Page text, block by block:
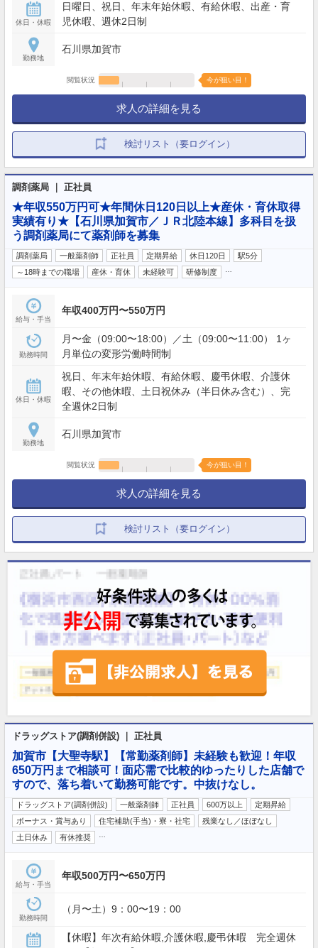
休日・休暇
日曜日、祝日、年末年始休暇、有給休暇、出産・育
児休暇、週休2日制
勤務地
石川県加賀市
閲覧状況 今が狙い目！
求人の詳細を見る
検討リスト（要ログイン）
調剤薬局 ｜ 正社員
★年収550万円可★年間休日120日以上★産休・育休取得
実績有り★【石川県加賀市／ＪＲ北陸本線】多科目を扱
う調剤薬局にて薬剤師を募集
調剤薬局 一般薬剤師 正社員 定期昇給 休日120日
駅5分
～18時までの職場
産休・育休 未経験可 研修制度
給与・手当
年収400万円〜550万円
勤務時間
月〜金（09:00〜18:00）／土（09:00〜11:00） 1ヶ
月単位の変形労働時間制
休日・休暇
祝日、年末年始休暇、有給休暇、慶弔休暇、介護休
暇、その他休暇、土日祝休み（半日休み含む）、完
全週休2日制
勤務地
石川県加賀市
閲覧状況 今が狙い目！
求人の詳細を見る
検討リスト（要ログイン）
ドラッグストア(調剤併設) ｜ 正社員
加賀市【大聖寺駅】【常勤薬剤師】未経験も歓迎！年収
650万円まで相談可！面応需で比較的ゆったりした店舗で
すので、落ち着いて勤務可能です。中抜けなし。
ドラッグストア(調剤併設) 一般薬剤師 正社員 600万以上
定期昇給
ボーナス・賞与あり
住宅補助(手当)・寮・社宅
残業なし／ほぼなし
土日休み
有休推奨
給与・手当
年収500万円〜650万円
勤務時間
（月〜土）9：00〜19：00
【休暇】年次有給休暇,介護休暇,慶弔休暇 完全週休